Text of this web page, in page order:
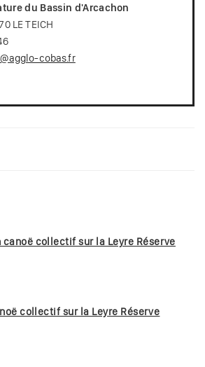
du Bassin d'Arcachon
LE TEICH
cobas.fr
canoë collectif sur la Leyre Réserve
collectif sur la Leyre Réserve